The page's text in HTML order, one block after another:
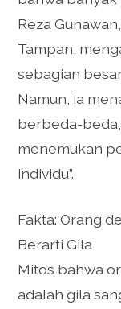
Reza
Tampan,
sebagian
Namun, ia
berbeda-
menemukan
individu”.
Fakta: Orang
Berarti Gila
Mitos bahwa
adalah gila